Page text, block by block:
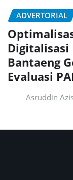
ADVERTORIAL
Digitalisasi
Bantaeng
Evaluasi
Asruddin